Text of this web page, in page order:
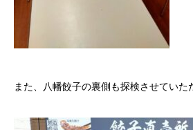
また、八幡餃子の裏側も探検させていた